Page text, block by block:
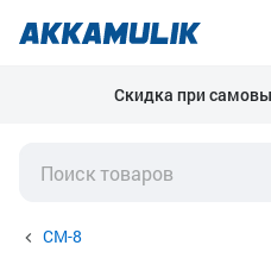
Скидка при
CM-8